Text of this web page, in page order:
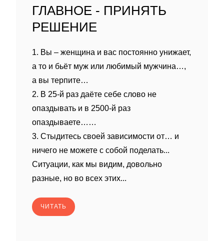
ГЛАВНОЕ - ПРИНЯТЬ
РЕШЕНИЕ
1. Вы – женщина и вас постоянно унижает,
а то и бьёт муж или любимый мужчина…,
а вы терпите…
2. В 25-й раз даёте себе слово не
опаздывать и в 2500-й раз
опаздываете……
3. Стыдитесь своей зависимости от… и
ничего не можете с собой поделать...
Ситуации, как мы видим, довольно
разные, но во всех этих...
ЧИТАТЬ